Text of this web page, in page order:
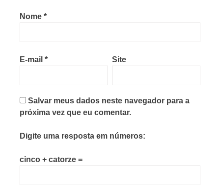
Nome *
E-mail * Site
Salvar meus dados neste navegador para a
próxima vez que eu comentar.
Digite uma resposta em números:
cinco + catorze =